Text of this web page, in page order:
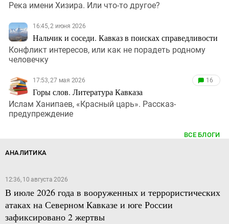
Река имени Хизира. Или что-то другое?
16:45, 2 июня 2026
Нальчик и соседи. Кавказ в поисках справедливости
Конфликт интересов, или как не порадеть родному
человечку
17:53, 27 мая 2026
Горы слов. Литература Кавказа
16
Ислам Ханипаев, «Красный царь». Рассказ-
предупреждение
ВСЕ БЛОГИ
АНАЛИТИКА
12:36, 10 августа 2026
В июле 2026 года в вооруженных и террористических
атаках на Северном Кавказе и юге России
зафиксировано 2 жертвы